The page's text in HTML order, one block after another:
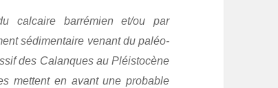
calcaire barrémien et/ou par
sédimentaire venant du paléo-
des Calanques au Pléistocène
mettent en avant une probable